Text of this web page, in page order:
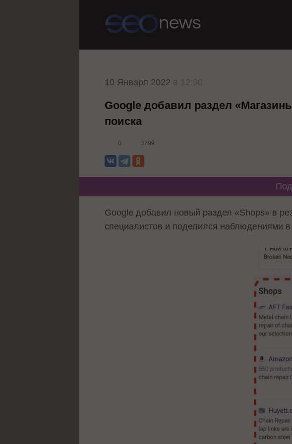
10 Января 2022
Google добавил раздел
поиска
0 3799
Google добавил новый раздел «Shops» в
специалистов и поделился наблюдениями